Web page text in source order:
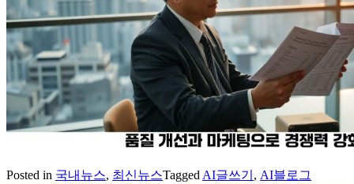
Posted in 국내뉴스, 최신뉴스Tagged AI글쓰기 , AI블로그